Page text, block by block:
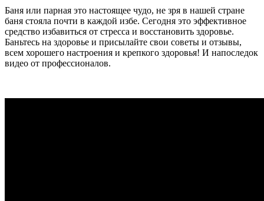
Баня или парная это настоящее чудо, не зря в нашей стране
баня стояла почти в каждой избе. Сегодня это эффективное
средство избавиться от стресса и восстановить здоровье.
Баньтесь на здоровье и присылайте свои советы и отзывы,
всем хорошего настроения и крепкого здоровья! И напоследок
видео от профессионалов.